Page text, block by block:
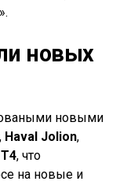
новых
новыми
Haval Jolion,
, что
на новые и